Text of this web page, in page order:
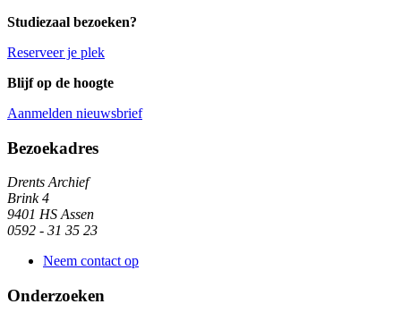
Studiezaal bezoeken?
Reserveer je plek
Blijf op de hoogte
Aanmelden nieuwsbrief
Algemene informatie
Bezoekadres
Drents Archief
Brink 4
9401 HS Assen
0592 - 31 35 23
Neem contact op
Onderzoeken